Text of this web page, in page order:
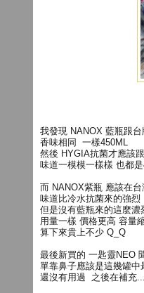
我發現 NANOX 藍瓶跟
香味相同 一樣450ML
然後 HYGIA抗菌才應該
味道一模模一樣樣 也都是
而 NANOX紫瓶 應該在
味道比冷水抗菌來的強
但是沒有藍瓶來的這麼濃
用量一樣 價格更高 容量
算下來貴上不少 Q_Q
最後新買的 一匙靈NEO
單靠鼻子應該是這幾罐中
還沒有用過 之後在補充...